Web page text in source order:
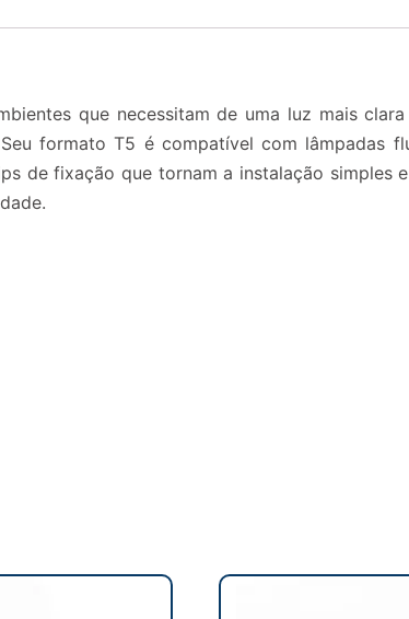
que necessitam de uma luz mais
formato T5 é compatível com lâmpadas
de fixação que tornam a instalação simples